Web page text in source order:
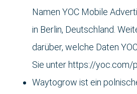
Namen YOC Mobile
in Berlin, Deutschland.
darüber, welche Daten
Sie unter https://yoc.com/
Waytogrow ist ein